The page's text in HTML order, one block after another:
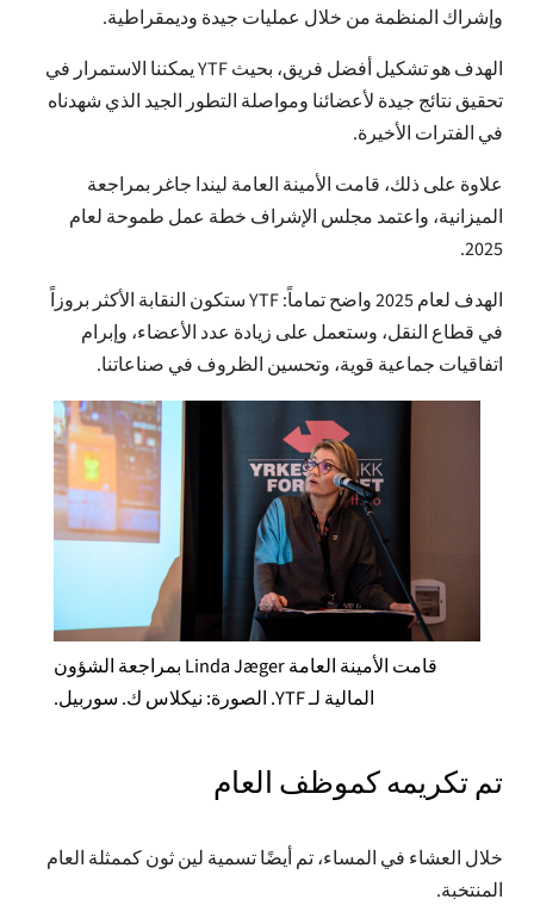
وإشراك المنظمة من خلال عمليات جيدة وديمقراطية.
الهدف هو تشكيل أفضل فريق، بحيث YTF يمكننا الاستمرار في
تحقيق نتائج جيدة لأعضائنا ومواصلة التطور الجيد الذي شهدناه
في الفترات الأخيرة.
علاوة على ذلك، قامت الأمينة العامة ليندا جاغر بمراجعة
الميزانية، واعتمد مجلس الإشراف خطة عمل طموحة لعام
2025.
الهدف لعام 2025 واضح تماماً: YTF ستكون النقابة الأكثر بروزاً
في قطاع النقل، وستعمل على زيادة عدد الأعضاء، وإبرام
اتفاقيات جماعية قوية، وتحسين الظروف في صناعاتنا.
قامت الأمينة العامة Linda Jæger بمراجعة الشؤون
المالية لـ YTF. الصورة: نيكلاس ك. سوربيل.
تم تكريمه كموظف العام
خلال العشاء في المساء، تم أيضًا تسمية لين ثون كممثلة العام
المنتخبة.